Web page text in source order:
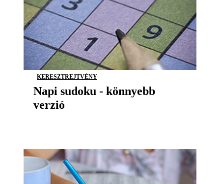
KERESZTREJTVÉNY
Napi sudoku - könnyebb
verzió